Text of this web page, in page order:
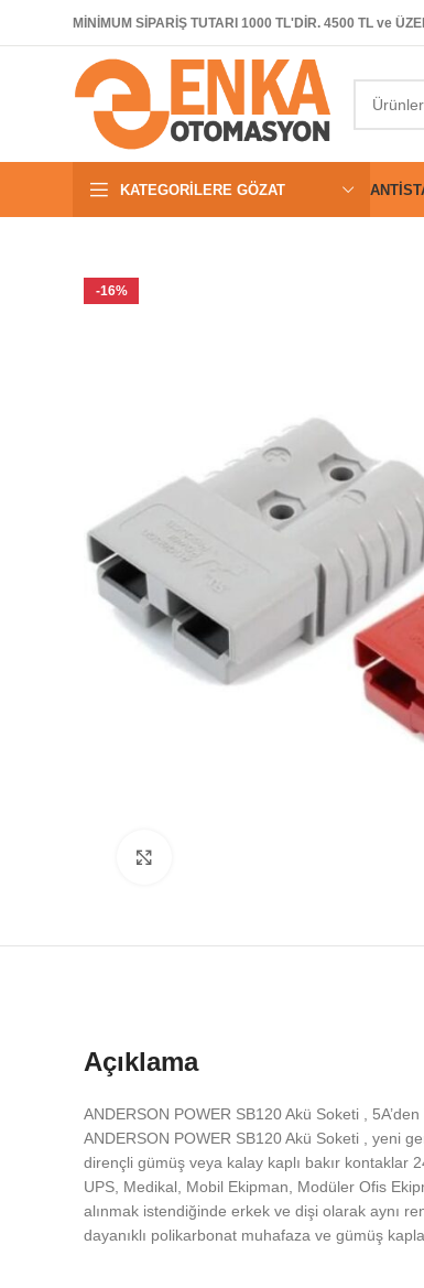
MİNİMUM SİPARİŞ TUTARI 1000 TL'DİR. 4500 TL ve
KATEGORILERE GÖZAT
-16%
Açıklama
ANDERSON POWER SB120 Akü Soketi ,
ANDERSON POWER SB120 Akü Soketi , yeni
dirençli gümüş veya kalay kaplı bakır kontaklar
UPS, Medikal, Mobil Ekipman, Modüler Ofis
alınmak istendiğinde erkek ve dişi olarak aynı
dayanıklı polikarbonat muhafaza ve gümüş